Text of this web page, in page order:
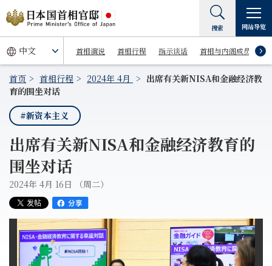
首相演说 首相行程 指示谈话 首相与内阁成员
搜索 网站导览
首页 首相行程 2024年 4月
出席有关新NISA和金融经济教
育的围坐对话
#新资本主义
出席有关新NISA和金融经济教育的
围坐对话
2024年 4月 16日 （周二）